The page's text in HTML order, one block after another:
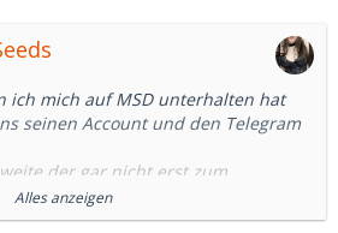
viele viele Stunden darin
ich mich auf MSD unterhalten hat
seinen Account und den Telegram
der gar nicht erst zum
kam, dabei hieß es er wäre gleich da.
dann auch gegangen.
Alles anzeigen